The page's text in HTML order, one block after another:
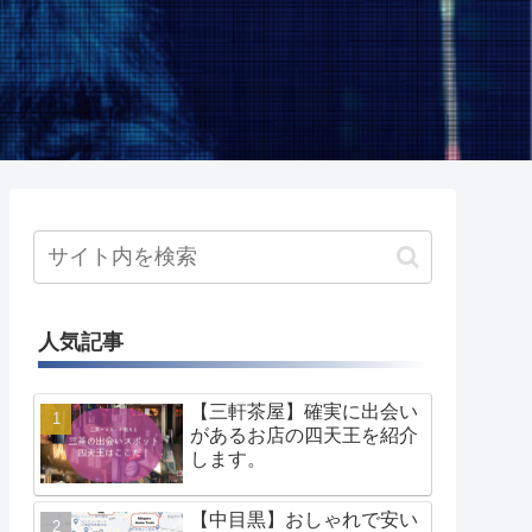
人気記事
【三軒茶屋】確実に出会い
があるお店の四天王を紹介
します。
【中目黒】おしゃれで安い